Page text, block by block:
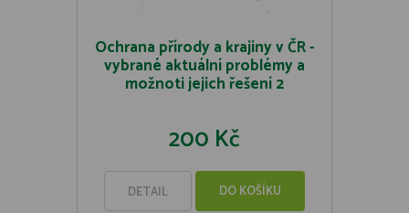
Ochrana přírody a krajiny v ČR -
vybrané aktuální problémy a
možnoti jejich řešení 2
200 Kč
DETAIL DO KOŠÍKU